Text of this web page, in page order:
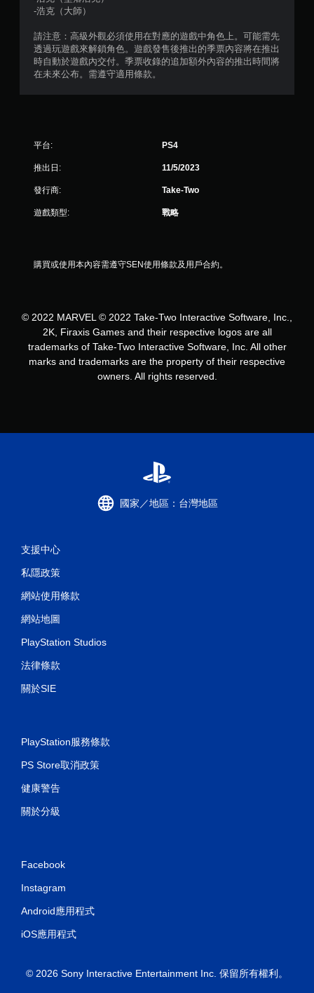
-浩克（大師）
請注意：高級外觀必須使用在對應的遊戲中角色上。可能需先
透過玩遊戲來解鎖角色。遊戲發售後推出的季票內容將在推出
時自動於遊戲內交付。季票收錄的追加額外內容的推出時間將
在未來公布。需遵守適用條款。
平台: PS4
推出日: 11/5/2023
發行商: Take-Two
遊戲類型: 戰略
購買或使用本內容需遵守SEN使用條款及用戶合約。
© 2022 MARVEL © 2022 Take-Two Interactive Software, Inc.,
2K, Firaxis Games and their respective logos are all
trademarks of Take-Two Interactive Software, Inc. All other
marks and trademarks are the property of their respective
owners. All rights reserved.
國家／地區：台灣地區
支援中心
私隱政策
網站使用條款
網站地圖
PlayStation Studios
法律條款
關於SIE
PlayStation服務條款
PS Store取消政策
健康警告
關於分級
Facebook
Instagram
Android應用程式
iOS應用程式
© 2026 Sony Interactive Entertainment Inc. 保留所有權利。